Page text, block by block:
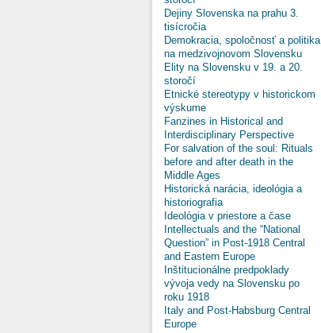
Dejiny Slovenska na prahu 3.
tisícročia
Demokracia, spoločnosť a politika
na medzivojnovom Slovensku
Elity na Slovensku v 19. a 20.
storočí
Etnické stereotypy v historickom
výskume
Fanzines in Historical and
Interdisciplinary Perspective
For salvation of the soul: Rituals
before and after death in the
Middle Ages
Historická narácia, ideológia a
historiografia
Ideológia v priestore a čase
Intellectuals and the “National
Question” in Post-1918 Central
and Eastern Europe
Inštitucionálne predpoklady
vývoja vedy na Slovensku po
roku 1918
Italy and Post-Habsburg Central
Europe